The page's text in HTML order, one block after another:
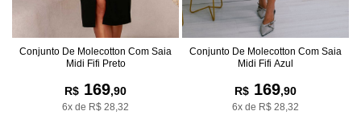
Conjunto De Molecotton Com Saia
Midi Fifi Preto
R$ 169,90
6x de R$ 28,32
Conjunto De Molecotton Com Saia
Midi Fifi Azul
R$ 169,90
6x de R$ 28,32